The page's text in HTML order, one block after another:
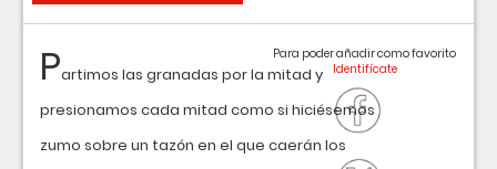
Partimos las granadas por la mitad y
presionamos cada mitad como si hiciésemos
zumo sobre un tazón en el que caerán los
Para poder añadir como favorito